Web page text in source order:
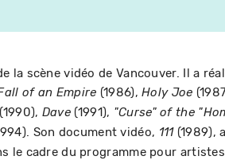
la scène vidéo de Vancouver. Il a
of an Empire (1986),Holy Joe
(1990), Dave (1991), "Curse" of the
Son document vidéo, 111 (1989),
le cadre du programme pour